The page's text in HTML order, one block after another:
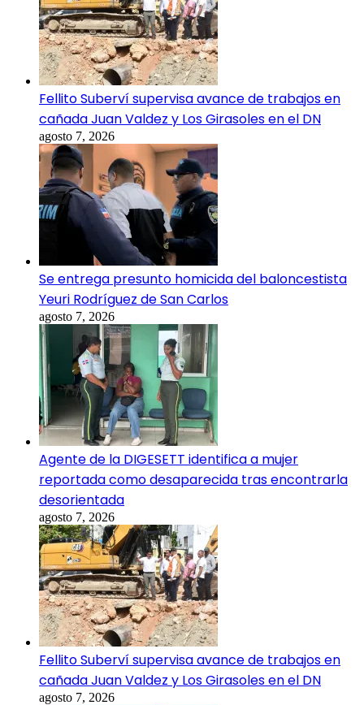
Fellito Suberví supervisa avance de trabajos en
cañada Juan Valdez y Los Girasoles en el DN
agosto 7, 2026
Se entrega presunto homicida del baloncestista
Yeuri Rodríguez de San Carlos
agosto 7, 2026
Agente de la DIGESETT identifica a mujer
reportada como desaparecida tras encontrarla
desorientada
agosto 7, 2026
Fellito Suberví supervisa avance de trabajos en
cañada Juan Valdez y Los Girasoles en el DN
agosto 7, 2026